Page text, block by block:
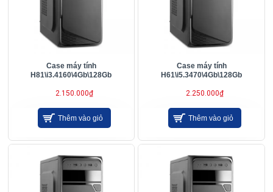
Case máy tính
H81\i3.4160\4Gb\128Gb
2.150.000₫
Thêm vào giỏ
Case máy tính
H61\i5.3470\4Gb\128Gb
2.250.000₫
Thêm vào giỏ